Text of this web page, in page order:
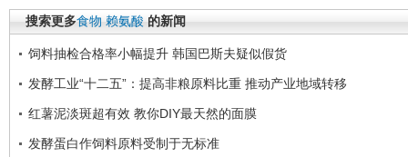
搜索更多食物 赖氨酸 的新闻
饲料抽检合格率小幅提升 韩国巴斯夫疑似假货
发酵工业“十二五”：提高非粮原料比重 推动产业地域转移
红薯泥淡斑超有效 教你DIY最天然的面膜
发酵蛋白作饲料原料受制于无标准